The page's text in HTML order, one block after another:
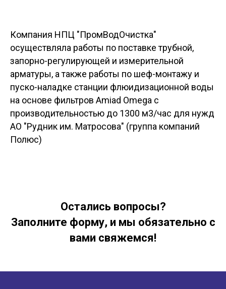
Компания НПЦ "ПромВодОчистка"
осуществляла работы по поставке трубной,
запорно-регулирующей и измерительной
арматуры, а также работы по шеф-монтажу и
пуско-наладке станции флюидизационной воды
на основе фильтров Amiad Omega c
производительностью до 1300 м3/час для нужд
АО "Рудник им. Матросова" (группа компаний
Полюс)
Остались вопросы?
Заполните форму, и мы обязательно с
вами свяжемся!